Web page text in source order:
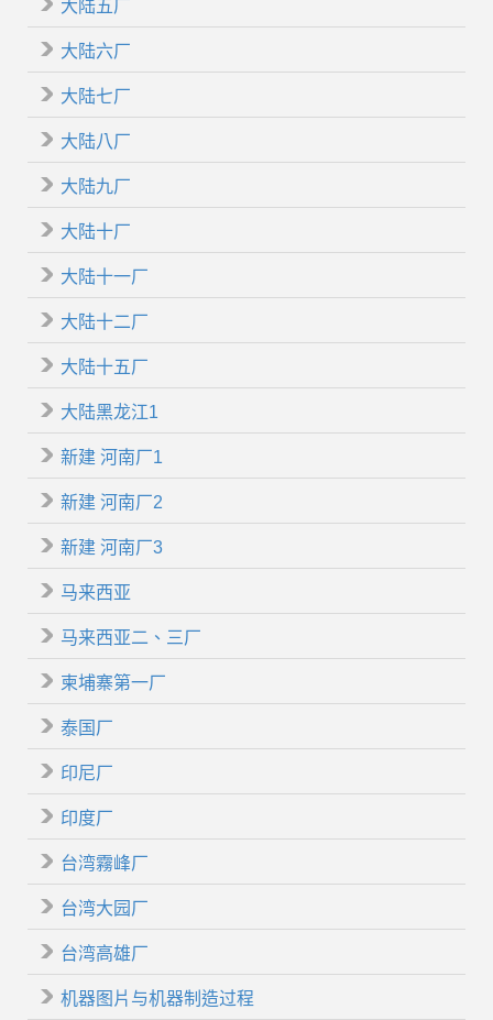
大陆五厂
大陆六厂
大陆七厂
大陆八厂
大陆九厂
大陆十厂
大陆十一厂
大陆十二厂
大陆十五厂
大陆黑龙江1
新建 河南厂1
新建 河南厂2
新建 河南厂3
马来西亚
马来西亚二、三厂
柬埔寨第一厂
泰国厂
印尼厂
印度厂
台湾霧峰厂
台湾大园厂
台湾高雄厂
机器图片与机器制造过程